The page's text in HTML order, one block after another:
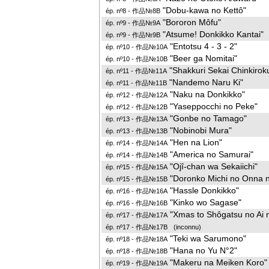
ép. nº8 - 作品№8B "Dobu-kawa no Kettô"
ép. nº9 - 作品№9A "Bororon Môfu"
ép. nº9 - 作品№9B "Atsume! Donkikko Kantai"
ép. nº10 - 作品№10A "Entotsu 4 - 3 - 2"
ép. nº10 - 作品№10B "Beer ga Nomitai"
ép. nº11 - 作品№11A "Shakkuri Sekai
ép. nº11 - 作品№11B "Nandemo Naru Ki"
ép. nº12 - 作品№12A "Naku na Donkikko"
ép. nº12 - 作品№12B "Yaseppocchi no Peke"
ép. nº13 - 作品№13A "Gonbe no Tamago"
ép. nº13 - 作品№13B "Nobinobi Mura"
ép. nº14 - 作品№14A "Hen na Lion"
ép. nº14 - 作品№14B "America no Samurai"
ép. nº15 - 作品№15A "Ojî-chan wa Sekaiichi"
ép. nº15 - 作品№15B "Doronko Michi no Onna
ép. nº16 - 作品№16A "Hassle Donkikko"
ép. nº16 - 作品№16B "Kinko wo Sagase"
ép. nº17 - 作品№17A "Xmas to Shôgatsu no Ai
ép. nº17 - 作品№17B (inconnu)
ép. nº18 - 作品№18A "Teki wa Sarumono"
ép. nº18 - 作品№18B "Hana no Yu N°2"
ép. nº19 - 作品№19A "Makeru na Meiken Koro"